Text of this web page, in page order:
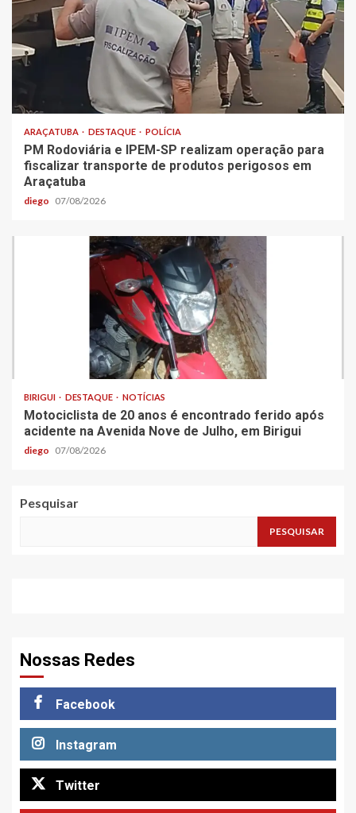
ARAÇATUBA DESTAQUE POLÍCIA
PM Rodoviária e IPEM-SP realizam operação para
fiscalizar transporte de produtos perigosos em
Araçatuba
diego 07/08/2026
BIRIGUI DESTAQUE NOTÍCIAS
Motociclista de 20 anos é encontrado ferido após
acidente na Avenida Nove de Julho, em Birigui
diego 07/08/2026
Pesquisar
PESQUISAR
Nossas Redes
Facebook
Instagram
Twitter